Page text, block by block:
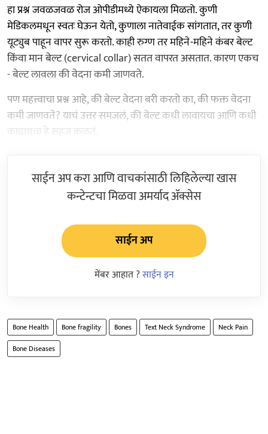
हा प्रश्न जवळजवळ रोज ओपीडीमध्ये ऐकायला मिळतो. कुणी
मेडिकलमधून स्वतः घेऊन येतो, कुणाला नातेवाईक सांगतात, तर कुणी
यूट्युब पाहून वापर सुरू करतो. काही रुग्ण तर महिने-महिने कंबर बेल्ट
किंवा मान बेल्ट (cervical collar) सतत वापरत असतात. कारण एकच
- बेल्ट लावला की वेदना कमी जाणवते.
पण महत्त्वाचा प्रश्न आहे, की बेल्ट वेदना बरी करतो का, की फक्त वेदना
कमी जाणवते? याचं उत्तर समजलं, की बेल्ट कधी लावायचा आणि कधी
काढायचा हे सहज कळतं.
साईन अप करा आणि वाचकांसाठी लिहिलेल्या खास
कन्टेन्टचा मिळवा अमर्याद ॲक्सेस
साईन अप
मेंबर आहात ?साईन इन
Bone Health Bone fragility Bones Text Neck Syndrome
Neck Pain
Bone Diseases